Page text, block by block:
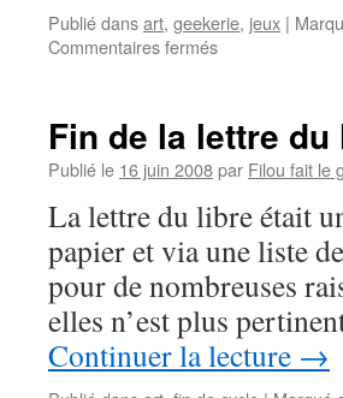
Publié dansart, geekerie, jeux |
Commentaires ferméssur
et
le
présentent
Bitte
acht
Fin de la lettre du
Publié le 16 juin 2008par Filou fait le
La lettre du libre était
papier et via une liste
pour de nombreuses
elles n’est plus
Continuer la lecture →